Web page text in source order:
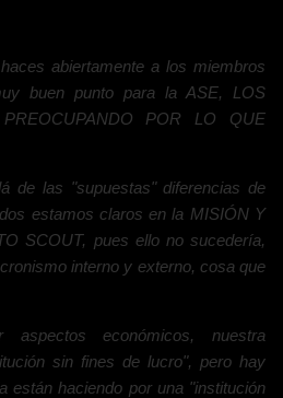
abiertamente a los miembros
buen punto para la ASE, LOS
POR LO QUE
de las "supuestas" diferencias de
estamos claros en la MISIÓN Y
SCOUT, pues ello no sucedería,
interno y externo, cosa que
económicos, nuestra
sin fines de lucro", pero hay
están haciendo por una "institución